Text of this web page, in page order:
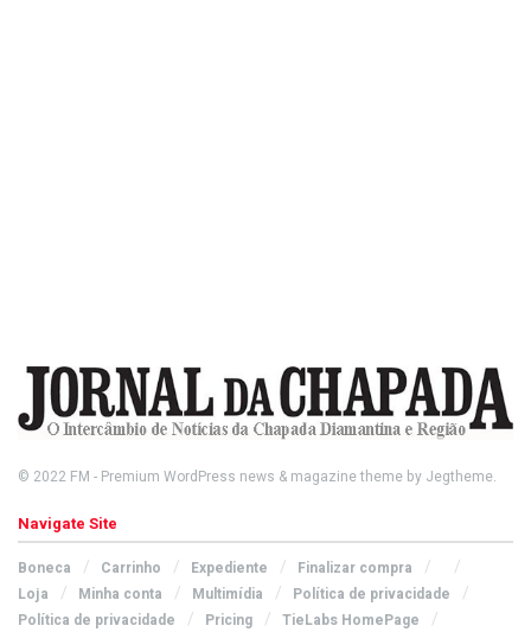
© 2022 FM - Premium WordPress news & magazine theme by Jegtheme.
Navigate Site
Boneca Carrinho Expediente
Finalizar compra
Loja
Minha conta Multimídia
Política de privacidade
Política de privacidade
Pricing TieLabs HomePage